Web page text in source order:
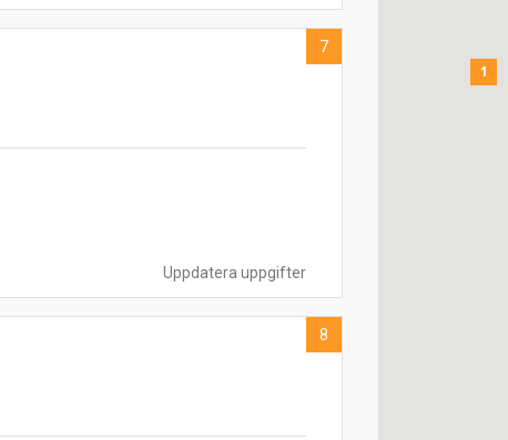
Uppdatera uppgifter
7
8
1